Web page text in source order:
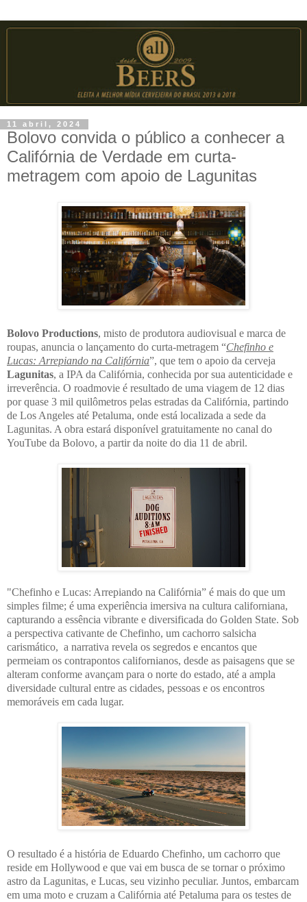
11 abril, 2024
Bolovo convida o público a conhecer a
Califórnia de Verdade em curta-
metragem com apoio de Lagunitas
Bolovo Productions, misto de produtora audiovisual e marca de
roupas, anuncia o lançamento do curta-metragem “Chefinho e
Lucas: Arrepiando na Califórnia”, que tem o apoio da cerveja
Lagunitas, a IPA da Califórnia, conhecida por sua autenticidade e
irreverência. O roadmovie é resultado de uma viagem de 12 dias
por quase 3 mil quilômetros pelas estradas da Califórnia, partindo
de Los Angeles até Petaluma, onde está localizada a sede da
Lagunitas. A obra estará disponível gratuitamente no canal do
YouTube da Bolovo, a partir da noite do dia 11 de abril.
"Chefinho e Lucas: Arrepiando na Califórnia” é mais do que um
simples filme; é uma experiência imersiva na cultura californiana,
capturando a essência vibrante e diversificada do Golden State. Sob
a perspectiva cativante de Chefinho, um cachorro salsicha
carismático, a narrativa revela os segredos e encantos que
permeiam os contrapontos californianos, desde as paisagens que se
alteram conforme avançam para o norte do estado, até a ampla
diversidade cultural entre as cidades, pessoas e os encontros
memoráveis em cada lugar.
O resultado é a história de Eduardo Chefinho, um cachorro que
reside em Hollywood e que vai em busca de se tornar o próximo
astro da Lagunitas, e Lucas, seu vizinho peculiar. Juntos, embarcam
em uma moto e cruzam a Califórnia até Petaluma para os testes de